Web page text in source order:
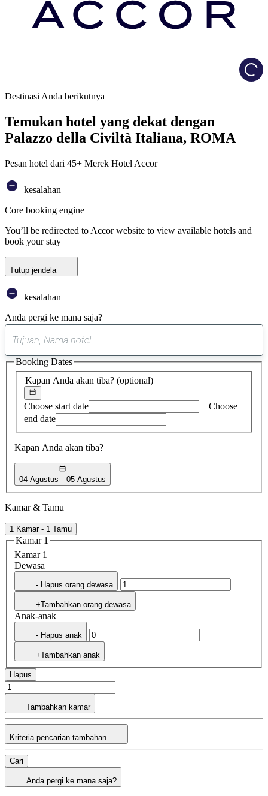
Destinasi Anda berikutnya
Temukan hotel yang dekat dengan
Palazzo della Civiltà Italiana, ROMA
Pesan hotel dari 45+ Merek Hotel Accor
kesalahan
Core booking engine
You’ll be redirected to Accor website to view available hotels and
book your stay
Tutup jendela
kesalahan
Anda pergi ke mana saja?
saran
ditemukan
Kapan Anda akan tiba? (optional)
Choose start date
Choose
end date
Kapan Anda akan tiba?
04 Agustus 05 Agustus
Booking Dates
Kamar & Tamu
1 Kamar - 1 Tamu
Kamar 1
Kamar 1
Dewasa
- Hapus orang dewasa
+Tambahkan orang dewasa
Anak-anak
- Hapus anak
+Tambahkan anak
Hapus
Tambahkan kamar
Kriteria pencarian tambahan
Cari
Anda pergi ke mana saja?